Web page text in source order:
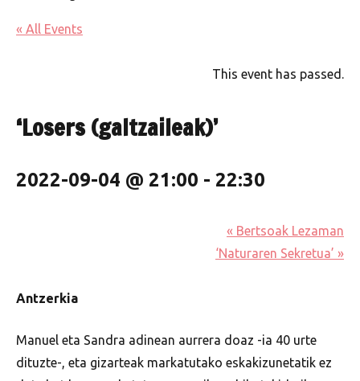
« All Events
This event has passed.
‘Losers (galtzaileak)’
2022-09-04 @ 21:00 - 22:30
« Bertsoak Lezaman
‘Naturaren Sekretua’ »
Antzerkia
Manuel eta Sandra adinean aurrera doaz -ia 40 urte
dituzte-, eta gizarteak markatutako eskakizunetatik ez